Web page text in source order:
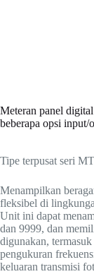
Meteran panel
beberapa opsi input/
Tipe terpusat seri
Menampilkan
fleksibel di
Unit ini dapat
dan 9999, dan
digunakan,
pengukuran
keluaran transmisi